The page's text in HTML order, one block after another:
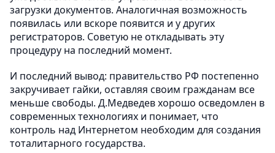
загрузки документов. Аналогичная возможность
появилась или вскоре появится и у других
регистраторов. Советую не откладывать эту
процедуру на последний момент.
И последний вывод: правительство РФ постепенно
закручивает гайки, оставляя своим гражданам все
меньше свободы. Д.Медведев хорошо осведомлен в
современных технологиях и понимает, что
контроль над Интернетом необходим для создания
тоталитарного государства.